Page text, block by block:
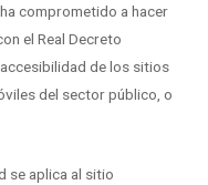
comprometido a hacer
el Real Decreto
de los sitios
del sector público, o
se aplica al sitio